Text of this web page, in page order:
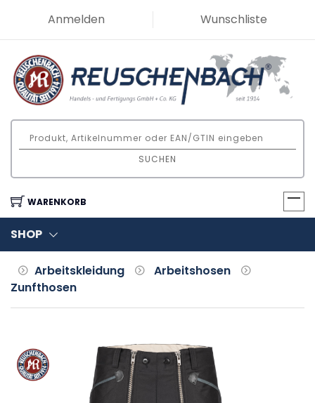
Anmelden Wunschliste
SUCHEN
WARENKORB
SHOP
Arbeitskleidung
Arbeitshosen
Zunfthosen